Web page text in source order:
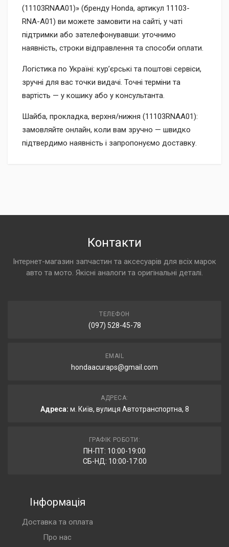
(11103RNAA01)» (бренду Honda, артикул 11103-
RNA-A01) ви можете замовити на сайті, у чаті
підтримки або зателефонувавши: уточнимо
наявність, строки відправлення та способи оплати.
Логістика по Україні: кур’єрські та поштові сервіси,
зручні для вас точки видачі. Точні терміни та
вартість — у кошику або у консультанта.
Шайба, прокладка, верхня/нижня (11103RNAA01):
замовляйте онлайн, коли вам зручно — швидко
підтвердимо наявність і запропонуємо доставку.
Контакти
Інтернет-магазин запчастин та аксесуарів для всіх марок
авто та мото. Якісні аналоги та оригінальні деталі.
ТЕЛЕФОН
(097) 528-45-78
EMAIL
hondaacuraps@gmail.com
АДРЕСА:
Адреса: м. Київ, вулиця Автотранспортна, 8
ГРАФІК РОБОТИ:
ПН-ПТ: 10:00-19:00
СБ-НД: 10:00-17:00
Інформація
Доставка та оплата
Про нас